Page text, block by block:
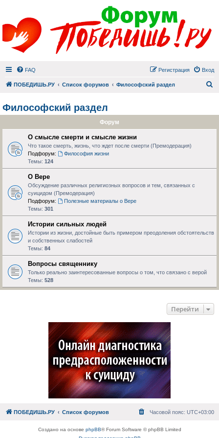
FAQ Вход
Регистрация
ПОБЕДИШЬ.РУ Список форумов Философский раздел
Философский раздел
Форум
О смысле смерти и смысле жизни
Что такое смерть, жизнь, что ждет после смерти (Премодерация)
Подфорум:
Философия жизни
Темы: 124
О Вере
Обсуждение различных религиозных вопросов и тем, связанных с
суицидом (Премодерация)
Подфорум:
Полезные материалы о Вере
Темы: 301
Истории сильных людей
Истории из жизни, достойные быть примером преодоления обстоятельств
и собственных слабостей
Темы: 84
Вопросы священнику
Только реально заинтересованные вопросы о том, что связано с верой
Темы: 528
Перейти
ПОБЕДИШЬ.РУ Список форумов Часовой пояс: UTC+03:00
Создано на основе phpBB® Forum Software © phpBB Limited